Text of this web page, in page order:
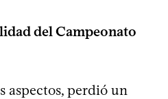
del Campeonato
aspectos, perdió un